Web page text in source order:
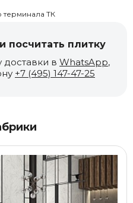
терминала ТК
посчитать плитку
доставки в WhatsApp,
+7 (495) 147-47-25